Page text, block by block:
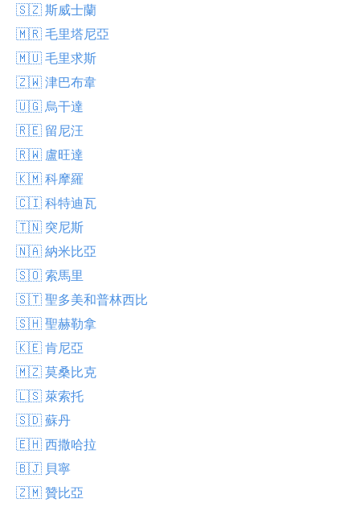
🇸🇿 斯威士蘭
🇲🇷 毛里塔尼亞
🇲🇺 毛里求斯
🇿🇼 津巴布韋
🇺🇬 烏干達
🇷🇪 留尼汪
🇷🇼 盧旺達
🇰🇲 科摩羅
🇨🇮 科特迪瓦
🇹🇳 突尼斯
🇳🇦 納米比亞
🇸🇴 索馬里
🇸🇹 聖多美和普林西比
🇸🇭 聖赫勒拿
🇰🇪 肯尼亞
🇲🇿 莫桑比克
🇱🇸 萊索托
🇸🇩 蘇丹
🇪🇭 西撒哈拉
🇧🇯 貝寧
🇿🇲 贊比亞